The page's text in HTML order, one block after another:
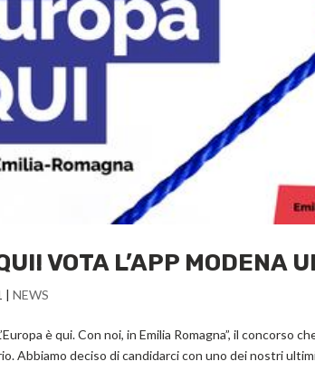
VOTA L’APP MODENA
|NEWS
è qui. Con noi, in Emilia Romagna”, il concorso
Abbiamo deciso di candidarci con uno dei nostri